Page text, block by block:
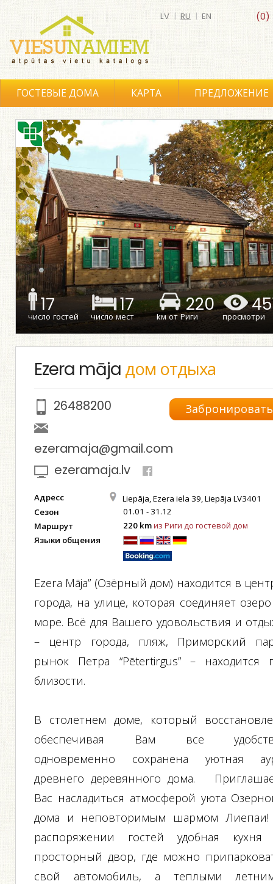
(0)
LV | RU | EN
ГОСТЕВЫЕ ДОМА КАРТА ПРЕДЛОЖЕНИЕ
17
число гостей
17
число мест
220
kм от Риги просмотри
Ezera māja дом отдыха
Забронировать
26488200
ezeramaja@gmail.com
ezeramaja.lv
Адресс Liepāja, Ezera iela 39, Liepāja LV3401
Сезон 01.01 - 31.12
Маршрут 220 kmиз Риги до гостевой дом
Языки общения
Ezera Māja” (Озёрный дом) находится в
города, на улице, которая соединяет
море. Всё для Вашего удовольствия и
– центр города, пляж, Приморский
рынок Петра “Pētertirgus” – находится
близости.
В столетнем доме, который
обеспечивая Вам все
одновременно сохранена уютная
древнего деревянного дома.
Вас насладиться атмосферой уюта
дома и неповторимым шармом
распоряжении гостей удобная
просторный двор, где можно
свой автомобиль, а теплыми